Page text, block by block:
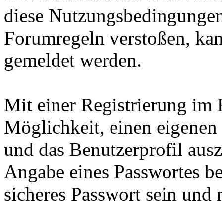
diese
Forumregeln verstoßen,
gemeldet werden.
Mit einer Registrierung im
Möglichkeit, einen
und das Benutzerprofil
Angabe eines Passwortes
sicheres Passwort sein